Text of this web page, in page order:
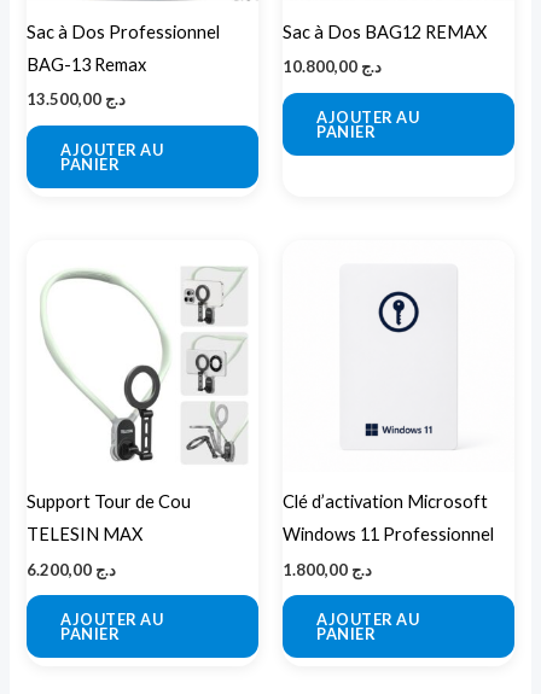
Sac à Dos Professionnel
BAG-13 Remax
د.ج
AJOUTER AU
PANIER
Sac à Dos BAG12 REMAX
د.ج
AJOUTER AU
PANIER
Support Tour de Cou
TELESIN MAX
د.ج
AJOUTER AU
PANIER
Clé d’activation Microsoft
Windows 11 Professionnel
د.ج
AJOUTER AU
PANIER